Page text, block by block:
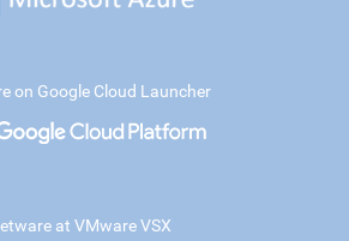
on Google Cloud Launcher
at VMware VSX